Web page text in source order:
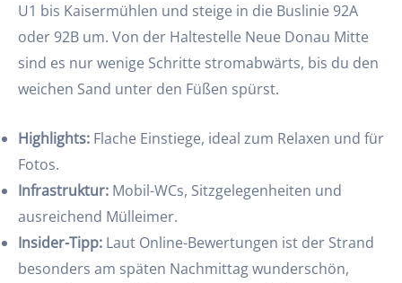
U1 bis Kaisermühlen und steige in die Buslinie 92A
oder 92B um. Von der Haltestelle Neue Donau Mitte
sind es nur wenige Schritte stromabwärts, bis du den
weichen Sand unter den Füßen spürst.
Highlights: Flache Einstiege, ideal zum Relaxen und für
Fotos.
Infrastruktur: Mobil-WCs, Sitzgelegenheiten und
ausreichend Mülleimer.
Insider-Tipp: Laut Online-Bewertungen ist der Strand
besonders am späten Nachmittag wunderschön,